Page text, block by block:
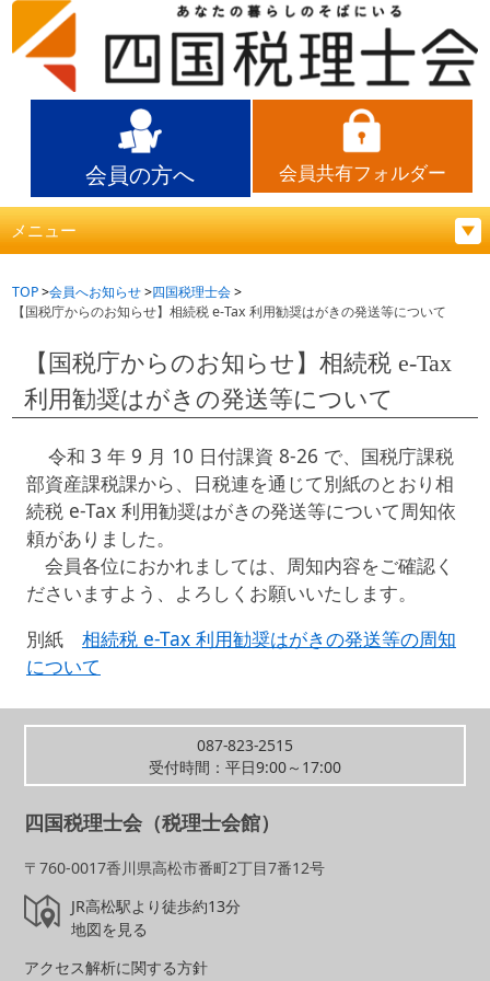
会員の方へ 会員共有フォルダー
メニュー
TOP 会員へお知らせ
四国税理士会
【国税庁からのお知らせ】相続税 e-Tax 利用勧奨はがきの発送等について
【国税庁からのお知らせ】相続税 e-Tax
利用勧奨はがきの発送等について
令和 3 年 9 月 10 日付課資 8-26 で、国税庁課税
部資産課税課から、日税連を通じて別紙のとおり相
続税 e-Tax 利用勧奨はがきの発送等について周知依
頼がありました。
会員各位におかれましては、周知内容をご確認く
ださいますよう、よろしくお願いいたします。
別紙 相続税 e-Tax 利用勧奨はがきの発送等の周知
について
087-823-2515
受付時間：平日9:00～17:00
四国税理士会（税理士会館）
〒760-0017香川県高松市番町2丁目7番12号
JR高松駅より徒歩約13分
地図を見る
アクセス解析に関する方針